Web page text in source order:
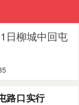
日柳城中回屯
路口实行